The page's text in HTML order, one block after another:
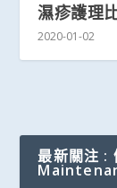
濕疹護理
2020-01-02
最新關注